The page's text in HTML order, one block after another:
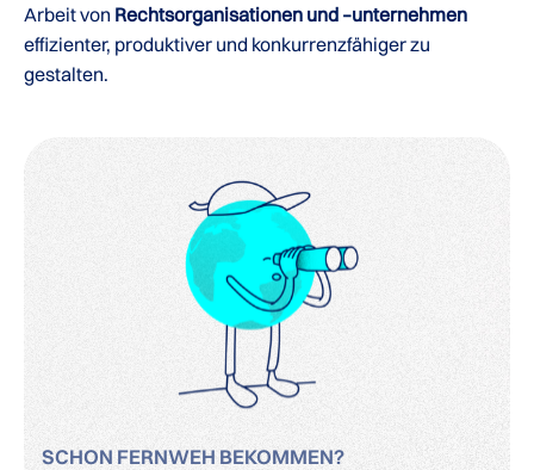
Arbeit von Rechtsorganisationen und –unternehmen
effizienter, produktiver und konkurrenzfähiger zu
gestalten.
SCHON FERNWEH BEKOMMEN?